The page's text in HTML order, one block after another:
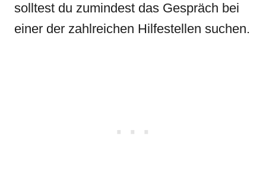
solltest du zumindest das Gespräch bei
einer der zahlreichen Hilfestellen suchen.